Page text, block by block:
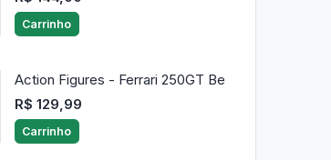
Carrinho
Action Figures - Ferrari 250GT Be
R$ 129,99
Carrinho